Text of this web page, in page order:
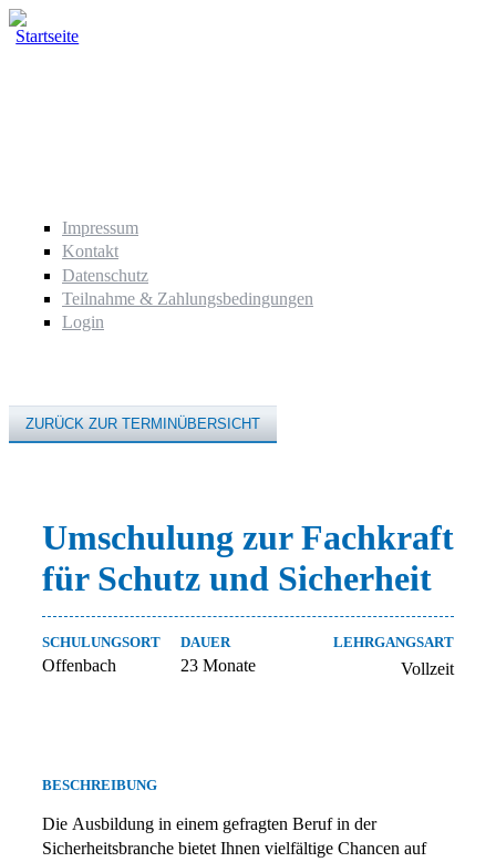
Direkt zum Inhalt
Impressum
Kontakt
Datenschutz
Teilnahme & Zahlungsbedingungen
Login
ZURÜCK ZUR TERMINÜBERSICHT
Umschulung zur Fachkraft
für Schutz und Sicherheit
SCHULUNGSORT
Offenbach
DAUER
23 Monate
LEHRGANGSART
Vollzeit
BESCHREIBUNG
Die Ausbildung in einem gefragten Beruf in der
Sicherheitsbranche bietet Ihnen vielfältige Chancen auf